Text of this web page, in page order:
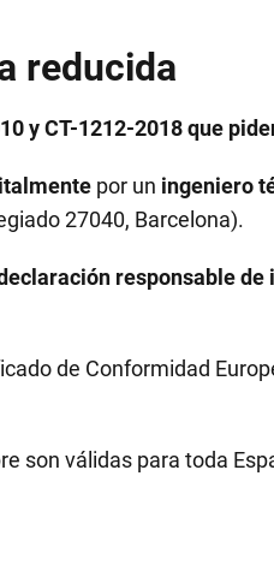
reducida
y CT-1212-2018 que
por un ingeniero
27040, Barcelona).
responsable de
de Conformidad
son válidas para toda